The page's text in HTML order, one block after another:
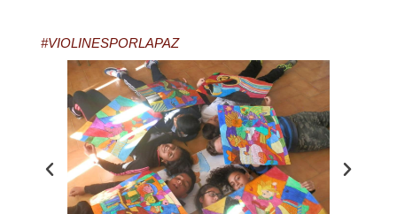
#VIOLINESPORLAPAZ